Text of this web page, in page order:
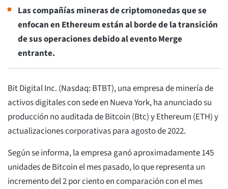
Las compañías mineras de criptomonedas que se
enfocan en Ethereum están al borde de la transición
de sus operaciones debido al evento Merge
entrante.
Bit Digital Inc. (Nasdaq: BTBT), una empresa de minería de
activos digitales con sede en Nueva York, ha anunciado su
producción no auditada de Bitcoin (Btc) y Ethereum (ETH) y
actualizaciones corporativas para agosto de 2022.
Según se informa, la empresa ganó aproximadamente 145
unidades de Bitcoin el mes pasado, lo que representa un
incremento del 2 por ciento en comparación con el mes